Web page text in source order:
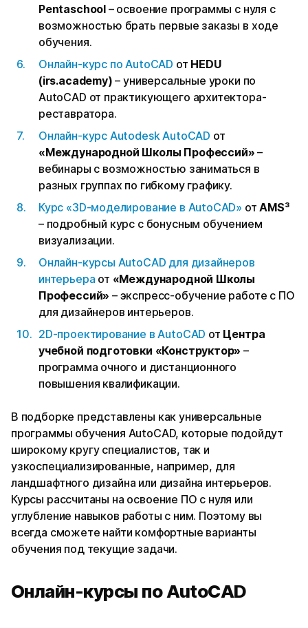
Pentaschool – освоение программы с нуля с
возможностью брать первые заказы в ходе
обучения.
Онлайн-курс по AutoCAD от HEDU
(irs.academy) – универсальные уроки по
AutoCAD от практикующего архитектора-
реставратора.
Онлайн-курс Autodesk AutoCAD от
«Международной Школы Профессий» –
вебинары с возможностью заниматься в
разных группах по гибкому графику.
Курс «3D-моделирование в AutoCAD» отAMS³
– подробный курс с бонусным обучением
визуализации.
Онлайн-курсы AutoCAD для дизайнеров
интерьера от «Международной Школы
Профессий» – экспресс-обучение работе с ПО
для дизайнеров интерьеров.
2D-проектирование в AutoCAD от Центра
учебной подготовки «Конструктор» –
программа очного и дистанционного
повышения квалификации.
В подборке представлены как универсальные
программы обучения AutoCAD, которые подойдут
широкому кругу специалистов, так и
узкоспециализированные, например, для
ландшафтного дизайна или дизайна интерьеров.
Курсы рассчитаны на освоение ПО с нуля или
углубление навыков работы с ним. Поэтому вы
всегда сможете найти комфортные варианты
обучения под текущие задачи.
Онлайн-курсы по AutoCAD